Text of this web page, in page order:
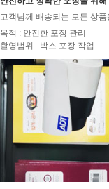
고객님께 배송되는 모든 상
목적 : 안전한 포장 관리
촬영범위 : 박스 포장 작업